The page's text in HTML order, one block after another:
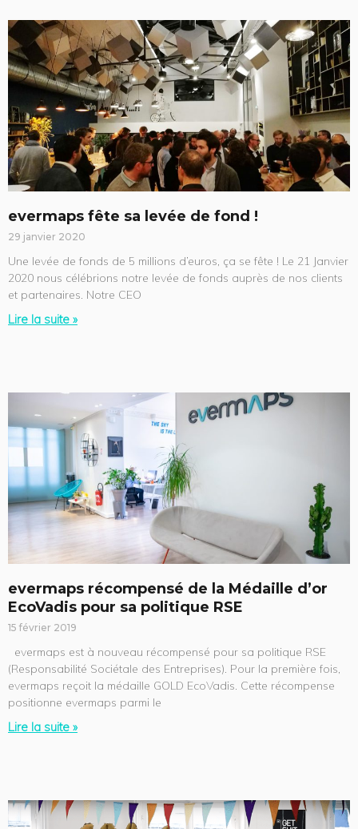
evermaps fête sa levée de fond !
29 janvier 2020
Une levée de fonds de 5 millions d’euros, ça se fête ! Le 21 Janvier
2020 nous célébrions notre levée de fonds auprès de nos clients
et partenaires. Notre CEO
Lire la suite »
evermaps récompensé de la Médaille d’or
EcoVadis pour sa politique RSE
15 février 2019
evermaps est à nouveau récompensé pour sa politique RSE
(Responsabilité Sociétale des Entreprises). Pour la première fois,
evermaps reçoit la médaille GOLD EcoVadis. Cette récompense
positionne evermaps parmi le
Lire la suite »